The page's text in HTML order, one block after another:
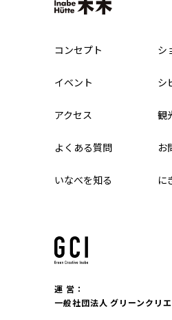
コンセプト シ
イベント シ
アクセス 観
よくある質問 お
いなべを知る に
運 営：
一般社団法人 グリーンクリ